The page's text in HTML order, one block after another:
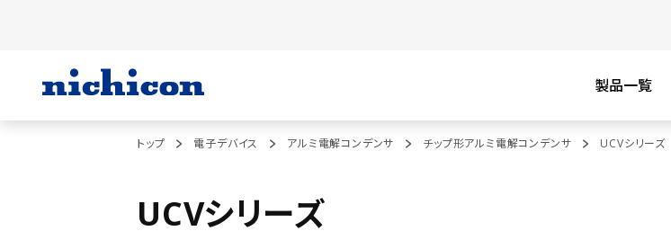
製品一覧
トップ 電子デバイス アルミ電解コンデンサ チップ形アルミ電解コンデンサ UCVシリーズ
UCVシリーズ